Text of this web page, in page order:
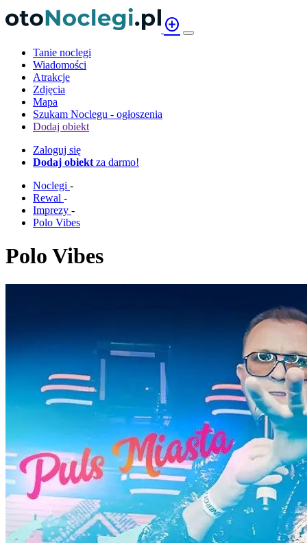
add_circle
Tanie noclegi
Wiadomości
Atrakcje
Zdjęcia
Mapa
Szukam Noclegu - ogłoszenia
Dodaj obiekt
Zaloguj się
Dodaj obiekt za darmo!
Noclegi -
Rewal -
Imprezy -
Polo Vibes
Polo Vibes